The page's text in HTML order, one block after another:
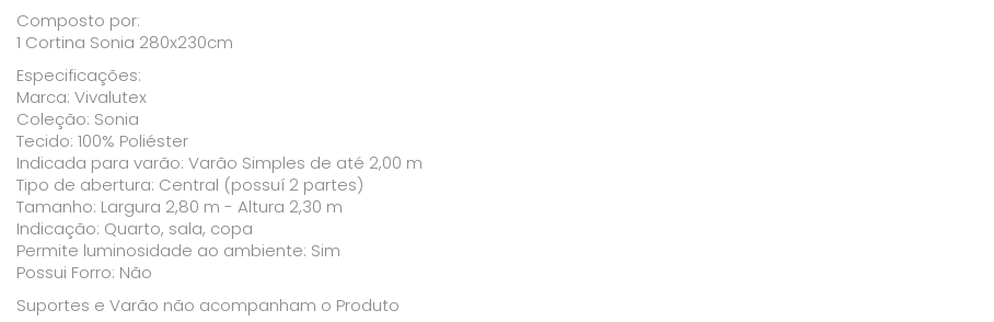
Composto por:
1 Cortina Sonia 280x230cm
Especificações:
Marca: Vivalutex
Coleção: Sonia
Tecido: 100% Poliéster
Indicada para varão: Varão Simples de até 2,00 m
Tipo de abertura: Central (possuí 2 partes)
Tamanho: Largura 2,80 m - Altura 2,30 m
Indicação: Quarto, sala, copa
Permite luminosidade ao ambiente: Sim
Possui Forro: Não
Suportes e Varão não acompanham o Produto